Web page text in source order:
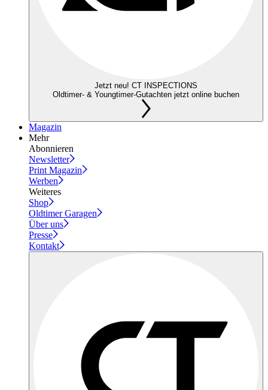
Jetzt neu! CT INSPECTIONS
Oldtimer- & Youngtimer-Gutachten jetzt online buchen
Magazin
Mehr
Abonnieren
Newsletter
Print Magazin
Werben
Weiteres
Shop
Oldtimer Garagen
Über uns
Presse
Kontakt